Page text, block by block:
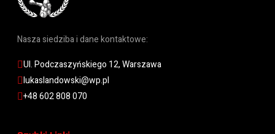
Nasza siedziba i dane kontaktowe:
Ul. Podczaszyńskiego 12, Warszawa
lukaslandowski@wp.pl
+48 602 808 070